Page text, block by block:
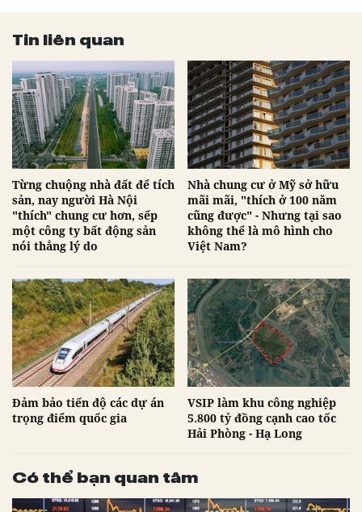
Tin liên quan
Từng chuộng nhà đất để tích
sản, nay người Hà Nội
"thích" chung cư hơn, sếp
một công ty bất động sản
nói thẳng lý do
Nhà chung cư ở Mỹ sở hữu
mãi mãi, "thích ở 100 năm
cũng được" - Nhưng tại sao
không thể là mô hình cho
Việt Nam?
Đảm bảo tiến độ các dự án
trọng điểm quốc gia
VSIP làm khu công nghiệp
5.800 tỷ đồng cạnh cao tốc
Hải Phòng - Hạ Long
Có thể bạn quan tâm